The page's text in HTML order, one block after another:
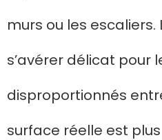
murs ou les escaliers.
s’avérer délicat pour
disproportionnés
surface réelle est